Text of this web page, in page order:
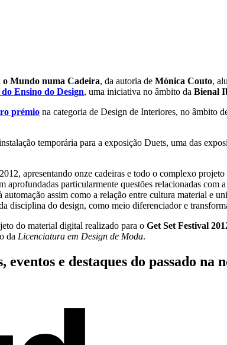
Mundo numa Cadeira, da autoria de Mónica Couto,
Ensino do Design, uma iniciativa no âmbito da Bienal
prémio na categoria de Design de Interiores, no âmbito
temporária para a exposição Duets, uma das
apresentando onze cadeiras e todo o complexo
aprofundadas particularmente questões relacionadas
assim como a relação entre cultura material e
disciplina do design, como meio diferenciador e
do material digital realizado para o Get Set Festival
da Licenciatura em Design de Moda.
, eventos e destaques do passado na